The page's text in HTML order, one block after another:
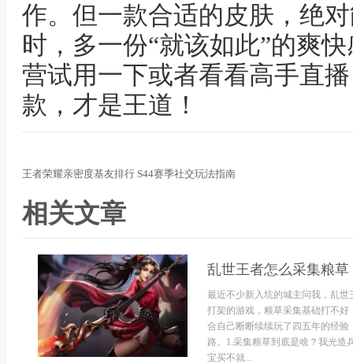
作。但一款合适的皮肤，绝
时，多一份“就该如此”的爽
营试用一下或者看看高手直
款，才是王道！
王者荣耀亲密度基友排行 S44赛季社交玩法指南
相关文章
乱世王者怎么采集粮
最近不少新入坑的城主问我，乱
打架的游戏，粮草采集基础打不
合自己断断续续玩了四五年的经
路。1.采集粮草到底是啥？我光造
宝买不就...